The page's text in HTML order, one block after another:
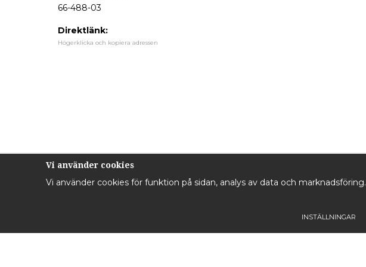
66-488-03
Direktlänk:
Högerklicka och kopiera adressen
Vi använder cookies
Vi använder cookies för funktion på sidan, analys av data och marknadsföring.
INSTÄLLNINGAR